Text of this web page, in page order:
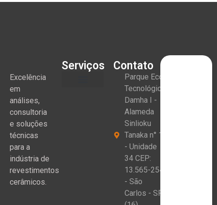
Excelência
em
análises,
consultoria
e soluções
técnicas
para a
indústria de
revestimentos
cerâmicos.
Serviços Contato
Parque Eco
Tecnológico
Damha I -
Alameda
Sinlioku
Tanaka n° 1
- Unidade
34 CEP:
13.565-254
- São
Carlos - SP